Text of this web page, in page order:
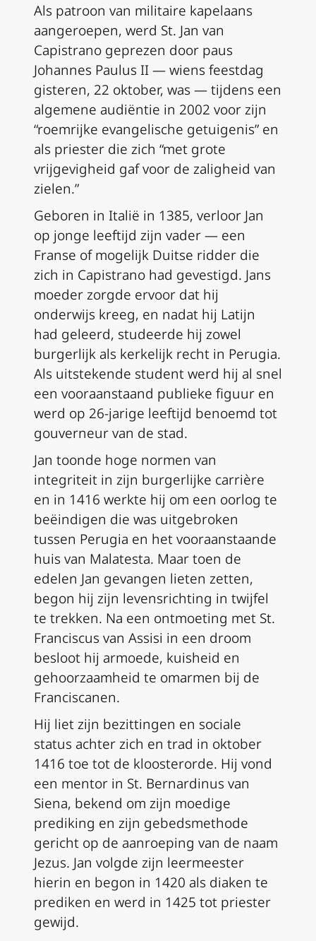
Als patroon van militaire kapelaans
aangeroepen, werd St. Jan van
Capistrano geprezen door paus
Johannes Paulus II — wiens feestdag
gisteren, 22 oktober, was — tijdens een
algemene audiëntie in 2002 voor zijn
“roemrijke evangelische getuigenis” en
als priester die zich “met grote
vrijgevigheid gaf voor de zaligheid van
zielen.”
Geboren in Italië in 1385, verloor Jan
op jonge leeftijd zijn vader — een
Franse of mogelijk Duitse ridder die
zich in Capistrano had gevestigd. Jans
moeder zorgde ervoor dat hij
onderwijs kreeg, en nadat hij Latijn
had geleerd, studeerde hij zowel
burgerlijk als kerkelijk recht in Perugia.
Als uitstekende student werd hij al snel
een vooraanstaand publieke figuur en
werd op 26-jarige leeftijd benoemd tot
gouverneur van de stad.
Jan toonde hoge normen van
integriteit in zijn burgerlijke carrière
en in 1416 werkte hij om een oorlog te
beëindigen die was uitgebroken
tussen Perugia en het vooraanstaande
huis van Malatesta. Maar toen de
edelen Jan gevangen lieten zetten,
begon hij zijn levensrichting in twijfel
te trekken. Na een ontmoeting met St.
Franciscus van Assisi in een droom
besloot hij armoede, kuisheid en
gehoorzaamheid te omarmen bij de
Franciscanen.
Hij liet zijn bezittingen en sociale
status achter zich en trad in oktober
1416 toe tot de kloosterorde. Hij vond
een mentor in St. Bernardinus van
Siena, bekend om zijn moedige
prediking en zijn gebedsmethode
gericht op de aanroeping van de naam
Jezus. Jan volgde zijn leermeester
hierin en begon in 1420 als diaken te
prediken en werd in 1425 tot priester
gewijd.